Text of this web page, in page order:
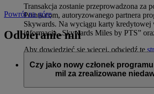
Transakcja zostanie przeprowadzona za
Points.com, autoryzowanego partnera
Skywards. Na wyciągu karty kredytowej
informacja „Skywards Miles by PTS”
Aby dowiedzieć się więcej, odwiedź tę
Powrót na górę
Odbieranie mil
Czy jako nowy członek
mil za zrealizowane